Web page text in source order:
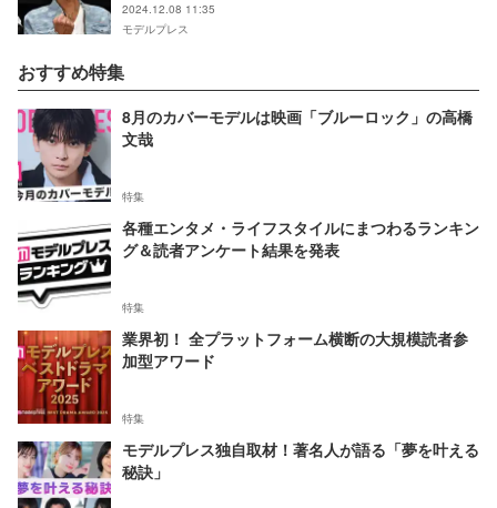
2024.12.08 11:35
モデルプレス
おすすめ特集
8月のカバーモデルは映画「ブルーロック」の高橋
文哉
特集
各種エンタメ・ライフスタイルにまつわるランキン
グ＆読者アンケート結果を発表
特集
業界初！ 全プラットフォーム横断の大規模読者参
加型アワード
特集
モデルプレス独自取材！著名人が語る「夢を叶える
秘訣」